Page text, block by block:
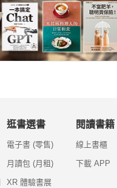
逛書選書
電子書 (零售)
月讀包 (月租)
XR 體驗書展
閱讀書籍
線上書櫃
下載 APP